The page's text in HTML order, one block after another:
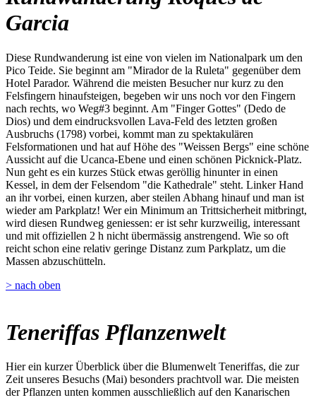
Garcia
Diese Rundwanderung ist eine von vielen im Nationalpark um den
Pico Teide. Sie beginnt am "Mirador de la Ruleta" gegenüber dem
Hotel Parador. Während die meisten Besucher nur kurz zu den
Felsfingern hinaufsteigen, begeben wir uns noch vor den Fingern
nach rechts, wo Weg#3 beginnt. Am "Finger Gottes" (Dedo de
Dios) und dem eindrucksvollen Lava-Feld des letzten großen
Ausbruchs (1798) vorbei, kommt man zu spektakulären
Felsformationen und hat auf Höhe des "Weissen Bergs" eine schöne
Aussicht auf die Ucanca-Ebene und einen schönen Picknick-Platz.
Nun geht es ein kurzes Stück etwas geröllig hinunter in einen
Kessel, in dem der Felsendom "die Kathedrale" steht. Linker Hand
an ihr vorbei, einen kurzen, aber steilen Abhang hinauf und man ist
wieder am Parkplatz! Wer ein Minimum an Trittsicherheit mitbringt,
wird diesen Rundweg geniessen: er ist sehr kurzweilig, interessant
und mit offiziellen 2 h nicht übermässig anstrengend. Wie so oft
reicht schon eine relativ geringe Distanz zum Parkplatz, um die
Massen abzuschütteln.
> nach oben
Teneriffas Pflanzenwelt
Hier ein kurzer Überblick über die Blumenwelt Teneriffas, die zur
Zeit unseres Besuchs (Mai) besonders prachtvoll war. Die meisten
der Pflanzen unten kommen ausschließlich auf den Kanarischen